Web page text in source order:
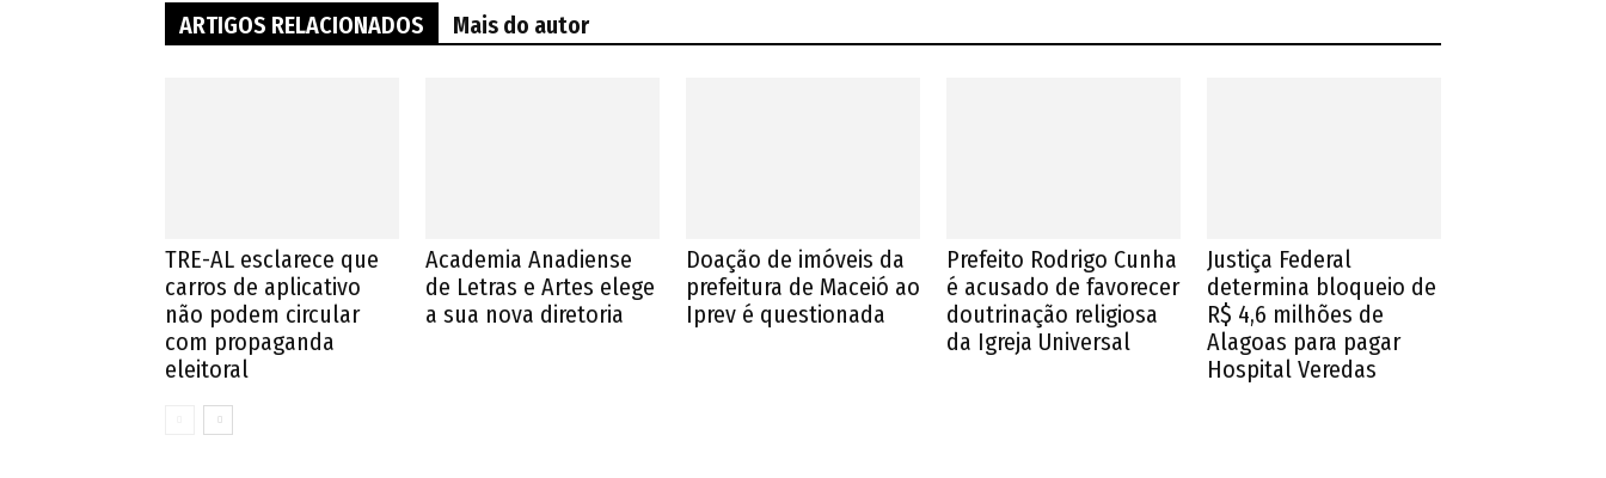
ARTIGOS RELACIONADOS Mais do autor
TRE-AL esclarece que
carros de aplicativo
não podem circular
com propaganda
eleitoral
Academia Anadiense
de Letras e Artes elege
a sua nova diretoria
Doação de imóveis da
prefeitura de Maceió ao
Iprev é questionada
Prefeito Rodrigo Cunha
é acusado de favorecer
doutrinação religiosa
da Igreja Universal
Justiça Federal
determina bloqueio de
R$ 4,6 milhões de
Alagoas para pagar
Hospital Veredas